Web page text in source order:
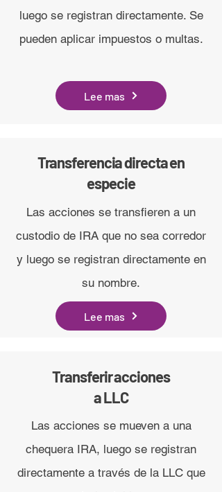
luego se registran directamente. Se
pueden aplicar impuestos o multas.
Lee mas
Transferencia directa en
especie
Las acciones se transfieren a un
custodio de IRA que no sea corredor
y luego se registran directamente en
su nombre.
Lee mas
Transferir acciones
a LLC
Las acciones se mueven a una
chequera IRA, luego se registran
directamente a través de la LLC que